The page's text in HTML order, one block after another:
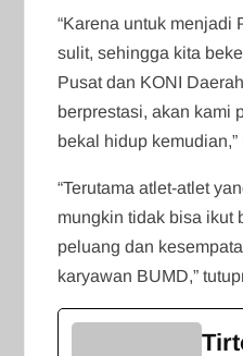
“Karena untuk menjadi
sulit, sehingga kita
Pusat dan KONI
berprestasi, akan kami
bekal hidup
“Terutama atlet-atlet
mungkin tidak bisa ikut
peluang dan
karyawan BUMD,”